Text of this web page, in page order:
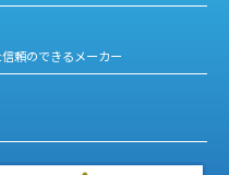
頼のできるメーカー